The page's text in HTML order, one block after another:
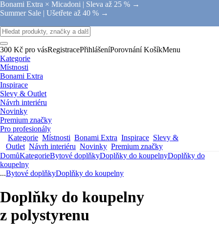
Bonami Extra × Micadoni | Sleva až 25 % →
Summer Sale | Ušetřete až 40 % →
300 Kč pro vásRegistracePřihlášeníPorovnání KošíkMenu
Kategorie
Místnosti
Bonami Extra
Inspirace
Slevy & Outlet
Návrh interiéru
Novinky
Premium značky
Pro profesionály
Kategorie Místnosti Bonami Extra Inspirace Slevy &
Outlet Návrh interiéru Novinky Premium značky
DomůKategorieBytové doplňkyDoplňky do koupelnyDoplňky do
koupelny
...Bytové doplňkyDoplňky do koupelny
Doplňky do koupelny
z polystyrenu